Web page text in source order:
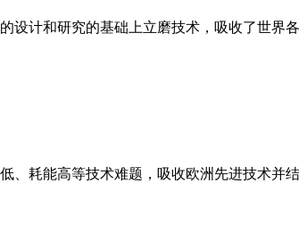
设计和研究的基础上立磨技术，吸收了世
、耗能高等技术难题，吸收欧洲先进技术